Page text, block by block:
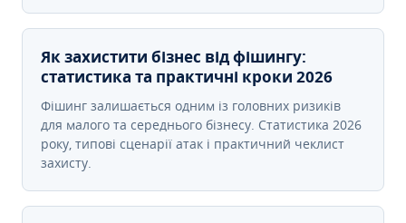
Як захистити бізнес від фішингу:
статистика та практичні кроки 2026
Фішинг залишається одним із головних ризиків
для малого та середнього бізнесу. Статистика 2026
року, типові сценарії атак і практичний чеклист
захисту.